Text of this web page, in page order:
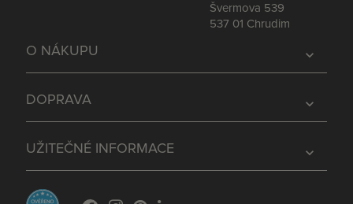
Švermova 539
537 01 Chrudim
expand_more
O NÁKUPU
expand_more
DOPRAVA
expand_more
UŽITEČNÉ INFORMACE